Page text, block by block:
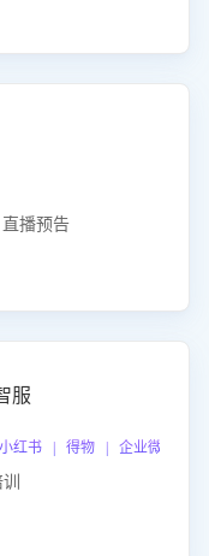
直播预告
服
书 | 得物 | 企业微信